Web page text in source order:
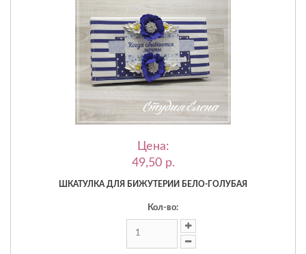
Цена:
49,50 p.
ШКАТУЛКА ДЛЯ БИЖУТЕРИИ БЕЛО-ГОЛУБАЯ
Кол-во: